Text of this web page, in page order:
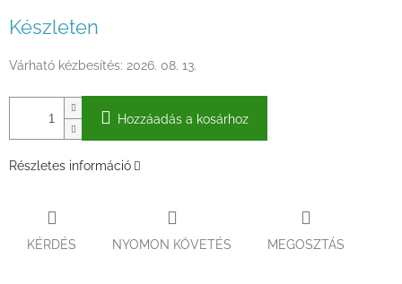
Készleten
Várható kézbesítés: 2026. 08. 13.
Hozzáadás a kosárhoz
Részletes információ
KÉRDÉS NYOMON KÖVETÉS MEGOSZTÁS